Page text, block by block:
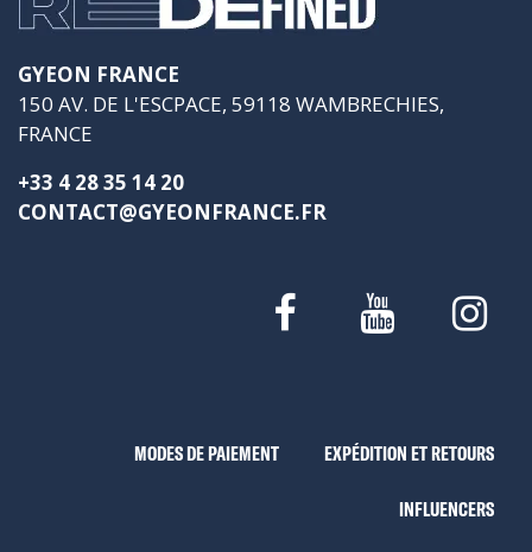
GYEON FRANCE
150 AV. DE L'ESCPACE, 59118 WAMBRECHIES,
FRANCE
+33 4 28 35 14 20
CONTACT@GYEONFRANCE.FR
MODES DE PAIEMENT EXPÉDITION ET RETOURS
INFLUENCERS